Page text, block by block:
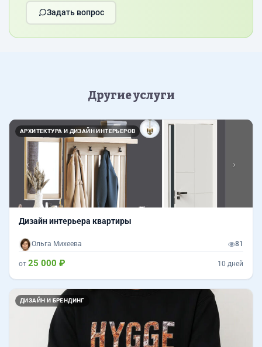
Задать вопрос
Другие услуги
АРХИТЕКТУРА И ДИЗАЙН ИНТЕРЬЕРОВ
Назад
Дизайн интерьера квартиры
Ольга Михеева 81
от 25 000 ₽ 10 дней
ДИЗАЙН И БРЕНДИНГ